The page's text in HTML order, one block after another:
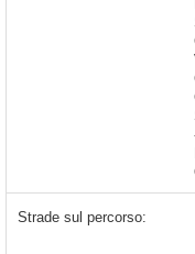
Strade sul percorso: